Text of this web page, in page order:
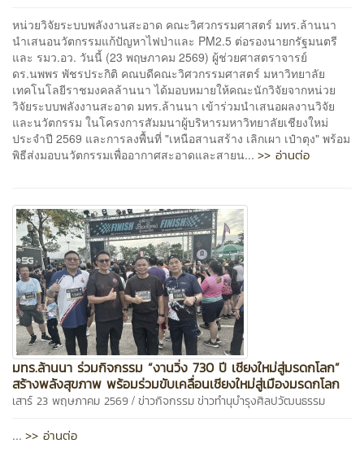
หน่วยวิจัยระบบพลังงานสะอาด คณะวิศวกรรมศาสตร์ มทร.ล้านนา
นำเสนอนวัตกรรมแก้ปัญหาไฟป่าและ PM2.5 ต่อรองนายกรัฐมนตรี
และ รมว.อว. วันนี้ (23 พฤษภาคม 2569) ผู้ช่วยศาสตราจารย์
ดร.นพพร พัชรประกิติ คณบดีคณะวิศวกรรมศาสตร์ มหาวิทยาลัย
เทคโนโลยีราชมงคลล้านนา ได้มอบหมายให้คณะนักวิจัยจากหน่วย
วิจัยระบบพลังงานสะอาด มทร.ล้านนา เข้าร่วมนำเสนอผลงานวิจัย
และนวัตกรรม ในโครงการสัมมนาผู้บริหารมหาวิทยาลัยเชียงใหม่
ประจำปี 2569 และการลงพื้นที่ "เหนือสานสร้าง เลิกเผา เป๋าตุง" พร้อม
พิธีส่งมอบนวัตกรรมเพื่ออากาศสะอาดและสายน... >> อ่านต่อ
มทร.ล้านนา ร่วมกิจกรรม “งานวิ่ง 730 ปี เชียงใหม่สู่มรดกโลก”
สร้างพลังสุขภาพ พร้อมร่วมขับเคลื่อนเชียงใหม่สู่เมืองมรดกโลก
เสาร์ 23 พฤษภาคม 2569 / ข่าวกิจกรรมข่าวทำนุบำรุงศิลปวัฒนธรรม
... >> อ่านต่อ